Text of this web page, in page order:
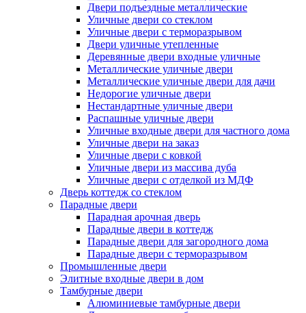
Двери подъездные металлические
Уличные двери со стеклом
Уличные двери с терморазрывом
Двери уличные утепленные
Деревянные двери входные уличные
Металлические уличные двери
Металлические уличные двери для дачи
Недорогие уличные двери
Нестандартные уличные двери
Распашные уличные двери
Уличные входные двери для частного дома
Уличные двери на заказ
Уличные двери с ковкой
Уличные двери из массива дуба
Уличные двери с отделкой из МДФ
Дверь коттедж со стеклом
Парадные двери
Парадная арочная дверь
Парадные двери в коттедж
Парадные двери для загородного дома
Парадные двери с терморазрывом
Промышленные двери
Элитные входные двери в дом
Тамбурные двери
Алюминиевые тамбурные двери